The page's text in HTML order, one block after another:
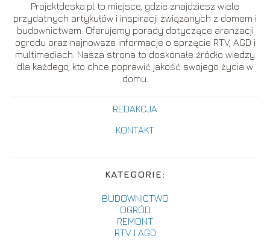
Projektdeska.pl to miejsce, gdzie znajdziesz wiele
przydatnych artykułów i inspiracji związanych z domem i
budownictwem. Oferujemy porady dotyczące aranżacji
ogrodu oraz najnowsze informacje o sprzęcie RTV, AGD i
multimediach. Nasza strona to doskonałe źródło wiedzy
dla każdego, kto chce poprawić jakość swojego życia w
domu.
REDAKCJA
KONTAKT
KATEGORIE:
BUDOWNICTWO
OGRÓD
REMONT
RTV I AGD